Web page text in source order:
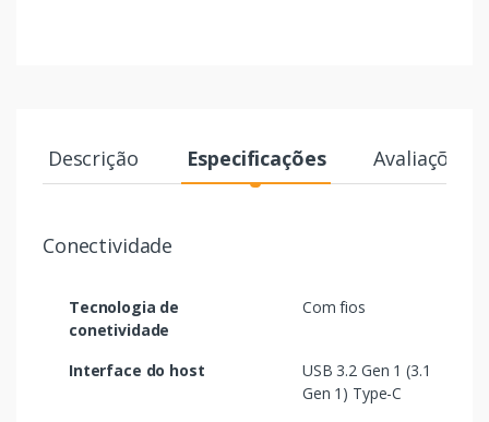
Descrição Especificações Avaliações
Conectividade
Tecnologia de
conetividade
Com fios
Interface do host
USB 3.2 Gen 1 (3.1
Gen 1) Type-C